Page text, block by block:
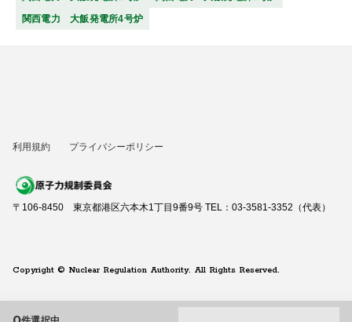
関西電力 大飯発電所4号炉
利用規約 プライバシーポリシー
〒106-8450 東京都港区六本木1丁目9番9号 TEL：03-3581-3352（代表）
Copyright © Nuclear Regulation Authority. All Rights Reserved.